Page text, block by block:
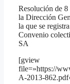
Resolución de 8
la Dirección
la que se
Convenio
SA
[gview
file=»https://
A-2013-